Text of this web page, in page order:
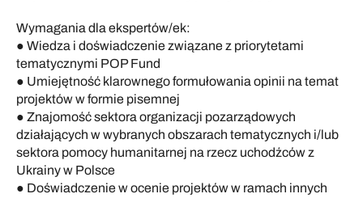
Wymagania dla ekspertów/ek:
● Wiedza i doświadczenie związane z priorytetami
tematycznymi POP Fund
● Umiejętność klarownego formułowania opinii na temat
projektów w formie pisemnej
● Znajomość sektora organizacji pozarządowych
działających w wybranych obszarach tematycznych i/lub
sektora pomocy humanitarnej na rzecz uchodźców z
Ukrainy w Polsce
● Doświadczenie w ocenie projektów w ramach innych